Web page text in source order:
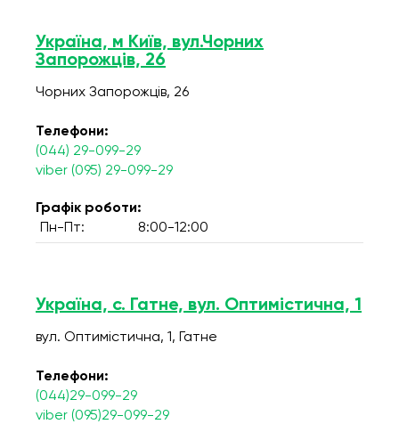
Україна, м Київ, вул.Чорних
Запорожців, 26
Чорних Запорожців, 26
Телефони:
(044) 29-099-29
viber (095) 29-099-29
Графік роботи:
Пн-Пт:
8:00-12:00
Україна, с. Гатне, вул. Оптимістична, 1
вул. Оптимістична, 1, Гатне
Телефони:
(044)29-099-29
viber (095)29-099-29